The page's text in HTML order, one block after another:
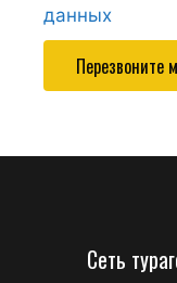
данных
Перезвоните
Сеть